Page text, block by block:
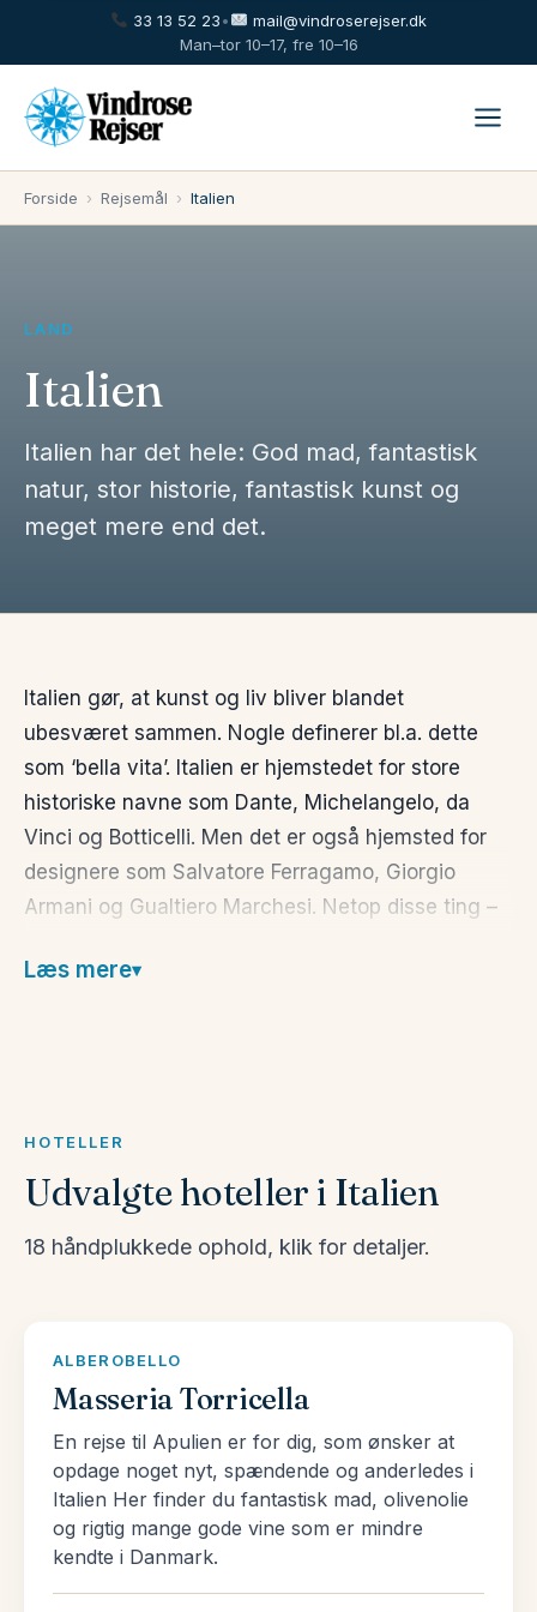
33 13 52 23•
mail@vindroserejser.dk
Man–tor 10–17, fre 10–16
Forside › Rejsemål › Italien
LAND
Italien
Italien har det hele: God mad, fantastisk
natur, stor historie, fantastisk kunst og
meget mere end det.
Italien gør, at kunst og liv bliver blandet
ubesværet sammen. Nogle definerer bl.a. dette
som ‘bella vita’. Italien er hjemstedet for store
historiske navne som Dante, Michelangelo, da
Vinci og Botticelli. Men det er også hjemsted for
designere som Salvatore Ferragamo, Giorgio
Armani og Gualtiero Marchesi. Netop disse ting –
kunne opleve som roden til den italienske patologi.
Et land af passioner
Et overraskende stort antal italienere interesserer
opmærksomhed på livets små detaljer. Så sæt
tempoet ned, og begynd at tage livets detaljer til
efterretning og nyd din egen ‘bella vita’.
Man kan heller ikke sige Italien uden at tænke på
mad. Italien er helt bogstaveligt en fest af
Læs mere
HOTELLER
Udvalgte hoteller i Italien
18 håndplukkede ophold, klik for detaljer.
ALBEROBELLO
Masseria Torricella
En rejse til Apulien er for dig, som ønsker at
opdage noget nyt, spændende og anderledes i
Italien Her finder du fantastisk mad, olivenolie
og rigtig mange gode vine som er mindre
kendte i Danmark.